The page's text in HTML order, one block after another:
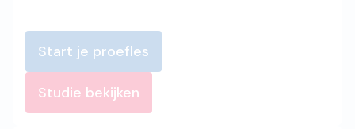
Start je proefles
Studie bekijken